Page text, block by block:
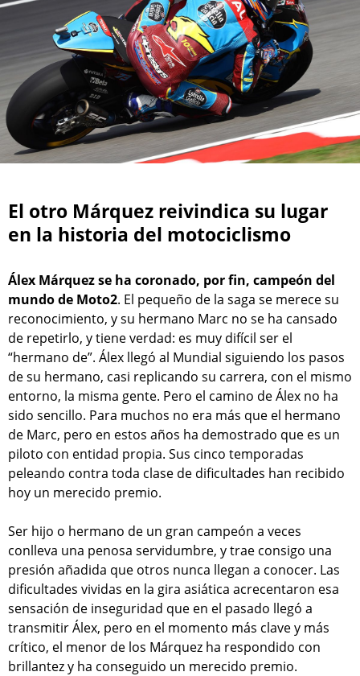
El otro Márquez reivindica su lugar
en la historia del motociclismo
Álex Márquez se ha coronado, por fin, campeón del
mundo de Moto2. El pequeño de la saga se merece su
reconocimiento, y su hermano Marc no se ha cansado
de repetirlo, y tiene verdad: es muy difícil ser el
“hermano de”. Álex llegó al Mundial siguiendo los pasos
de su hermano, casi replicando su carrera, con el mismo
entorno, la misma gente. Pero el camino de Álex no ha
sido sencillo. Para muchos no era más que el hermano
de Marc, pero en estos años ha demostrado que es un
piloto con entidad propia. Sus cinco temporadas
peleando contra toda clase de dificultades han recibido
hoy un merecido premio.
Ser hijo o hermano de un gran campeón a veces
conlleva una penosa servidumbre, y trae consigo una
presión añadida que otros nunca llegan a conocer. Las
dificultades vividas en la gira asiática acrecentaron esa
sensación de inseguridad que en el pasado llegó a
transmitir Álex, pero en el momento más clave y más
crítico, el menor de los Márquez ha respondido con
brillantez y ha conseguido un merecido premio.